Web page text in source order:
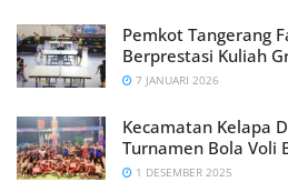
Pemkot Tangerang
Berprestasi Kuliah
7 JANUARI 2026
Kecamatan Kelapa
Turnamen Bola Voli
1 DESEMBER 2025